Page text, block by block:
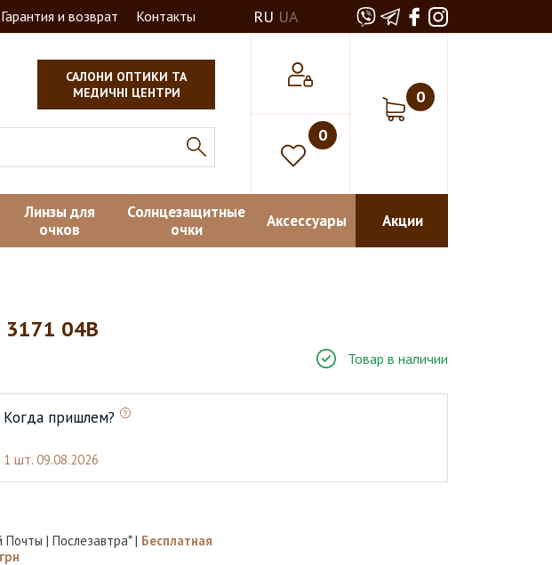
Гарантия и возврат Контакты RU UA
САЛОНИ ОПТИКИ ТА
МЕДИЧНІ ЦЕНТРИ
0
0
Линзы для
очков
Солнцезащитные
очки
Аксессуары Акции
3171 04В
Товар в наличии
Когда пришлем?
1 шт. 09.08.2026
| Послезавтра* | Бесплатная